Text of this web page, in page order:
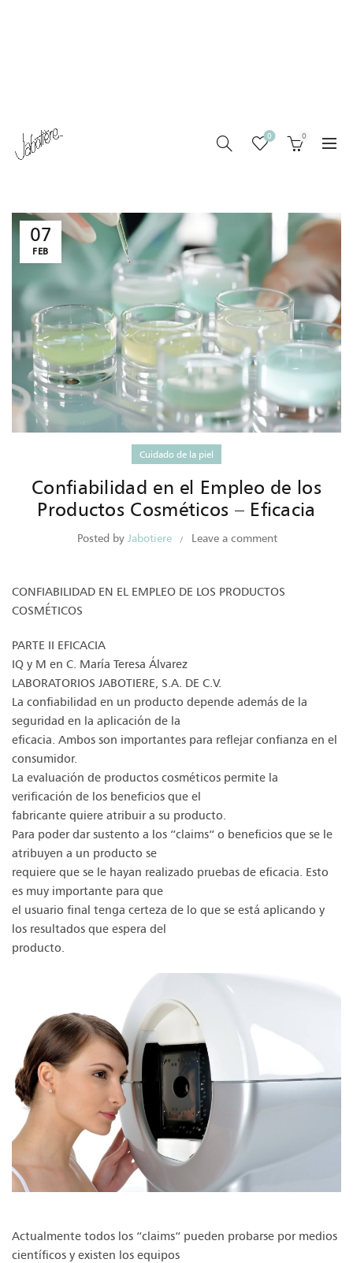
0 0
07
FEB
Cuidado de la piel
Confiabilidad en el Empleo de los
Productos Cosméticos – Eficacia
Posted by Jabotiere Leave a comment
CONFIABILIDAD EN EL EMPLEO DE LOS PRODUCTOS
COSMÉTICOS
PARTE II EFICACIA
IQ y M en C. María Teresa Álvarez
LABORATORIOS JABOTIERE, S.A. DE C.V.
La confiabilidad en un producto depende además de la
seguridad en la aplicación de la
eficacia. Ambos son importantes para reflejar confianza en el
consumidor.
La evaluación de productos cosméticos permite la
verificación de los beneficios que el
fabricante quiere atribuir a su producto.
Para poder dar sustento a los “claims“ o beneficios que se le
atribuyen a un producto se
requiere que se le hayan realizado pruebas de eficacia. Esto
es muy importante para que
el usuario final tenga certeza de lo que se está aplicando y
los resultados que espera del
producto.
Actualmente todos los “claims“ pueden probarse por medios
científicos y existen los equipos